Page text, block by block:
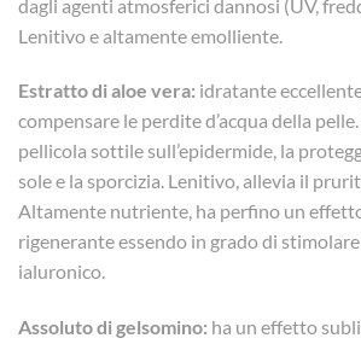
dagli agenti atmosferici dannosi (UV,
Lenitivo e altamente emolliente.
Estratto di aloe vera: idratante
compensare le perdite d’acqua della
pellicola sottile sull’epidermide, la
sole e la sporcizia. Lenitivo, allevia il
Altamente nutriente, ha perfino un
rigenerante essendo in grado di
ialuronico.
Assoluto di gelsomino: ha un effetto